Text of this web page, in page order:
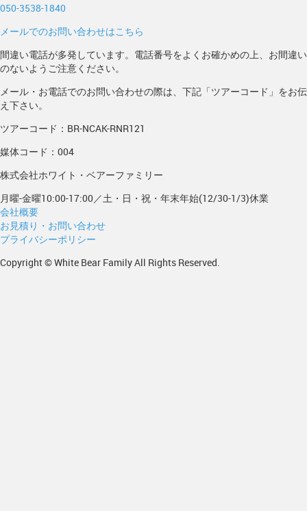
050-3538-1840
メールでのお問い合わせはこちら
間違い電話が多発しています。電話番号をよくお確かめの上、お間違い
のないようご注意ください。
メール・お電話でのお問い合わせの際は、下記「ツアーコード」をお伝
え下さい。
ツアーコード：BR-NCAK-RNR121
媒体コード：004
株式会社ホワイト・ベアーファミリー
月曜-金曜10:00-17:00／土・日・祝・年末年始(12/30-1/3)休業
会社概要
お見積り・お問い合わせ
プライバシーポリシー
Copyright © White Bear Family All Rights Reserved.